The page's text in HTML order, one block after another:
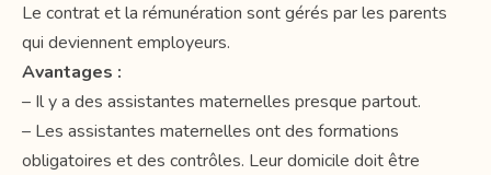
Le contrat et la rémunération sont gérés par les parents
qui deviennent employeurs.
Avantages :
– Il y a des assistantes maternelles presque partout.
– Les assistantes maternelles ont des formations
obligatoires et des contrôles. Leur domicile doit être